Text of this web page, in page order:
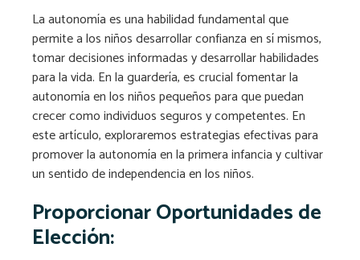
La autonomía es una habilidad fundamental que
permite a los niños desarrollar confianza en sí mismos,
tomar decisiones informadas y desarrollar habilidades
para la vida. En la guardería, es crucial fomentar la
autonomía en los niños pequeños para que puedan
crecer como individuos seguros y competentes. En
este artículo, exploraremos estrategias efectivas para
promover la autonomía en la primera infancia y cultivar
un sentido de independencia en los niños.
Proporcionar Oportunidades de
Elección: